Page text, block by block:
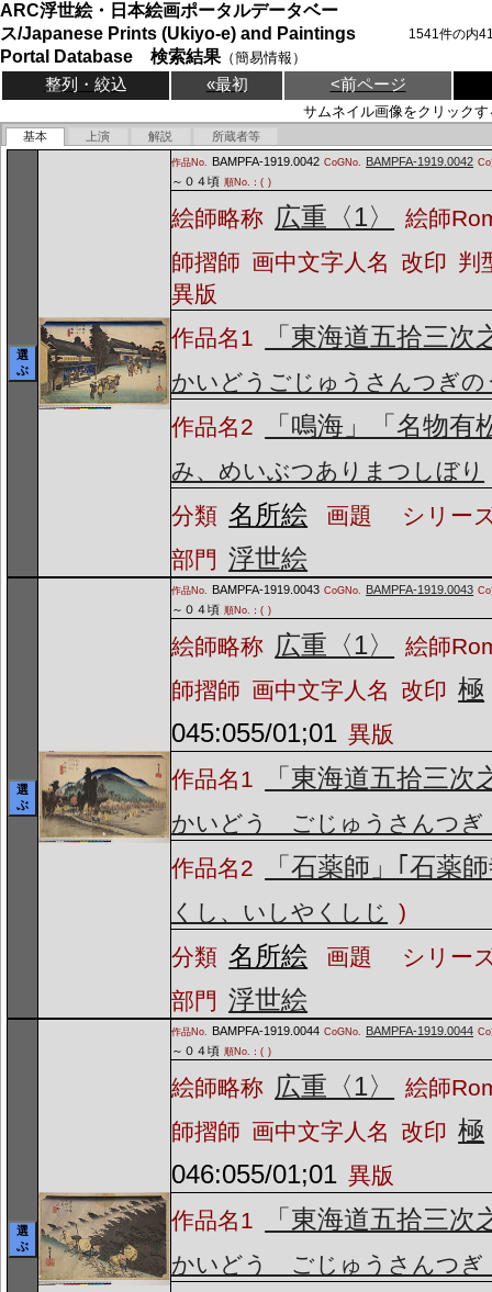
ARC浮世絵・日本絵画ポータルデータベー
ス/Japanese Prints (Ukiyo-e) and Paintings
Portal Database 検索結果（簡易情報）
1541件の内
整列・絞込 «最初 <前ページ
サムネイル画像をクリック
基本 上演 解説 所蔵者等
選
ぶ
作品No. BAMPFA-1919.0042 CoGNo. BAMPFA-1919.0042
～０４頃 順No.：( )
絵師略称 広重〈1〉
絵師
師摺師 画中文字人名 改印 判
異版
作品名1
「東海道五拾三次
かいどうごじゅうさんつぎの
作品名2
「鳴海」「名物有
み、めいぶつありまつしぼり
分類 名所絵 画題
シリー
部門 浮世絵
選
ぶ
作品No. BAMPFA-1919.0043 CoGNo. BAMPFA-1919.0043
～０４頃 順No.：( )
絵師略称 広重〈1〉
絵師
師摺師 画中文字人名 改印 極
045:055/01;01 異版
作品名1
「東海道五拾三次
かいどう ごじゅうさんつ
作品名2
「石薬師」｢石薬
くし、いしやくしじ
)
分類 名所絵 画題
シリー
部門 浮世絵
選
ぶ
作品No. BAMPFA-1919.0044 CoGNo. BAMPFA-1919.0044
～０４頃 順No.：( )
絵師略称 広重〈1〉
絵師
師摺師 画中文字人名 改印 極
046:055/01;01 異版
作品名1
「東海道五拾三次
かいどう ごじゅうさんつ